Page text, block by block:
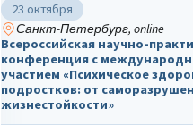
23 октября
Санкт-Петербург, online
Всероссийская научно-
конференция с
участием «Психическое
подростков: от
жизнестойкости»